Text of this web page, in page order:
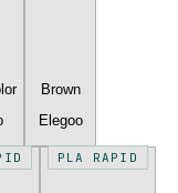
Brown
Elegoo
PLA RAPID